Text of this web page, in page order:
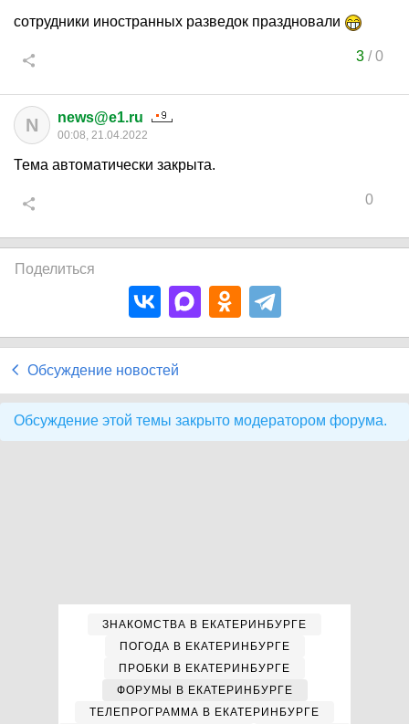
сотрудники иностранных разведок праздновали
3/0
N news@e1.ru
00:08, 21.04.2022
Тема автоматически закрыта.
0
Поделиться
Обсуждение новостей
Обсуждение этой темы закрыто модератором форума.
ЗНАКОМСТВА В ЕКАТЕРИНБУРГЕ
ПОГОДА В ЕКАТЕРИНБУРГЕ
ПРОБКИ В ЕКАТЕРИНБУРГЕ
ФОРУМЫ В ЕКАТЕРИНБУРГЕ
ТЕЛЕПРОГРАММА В ЕКАТЕРИНБУРГЕ